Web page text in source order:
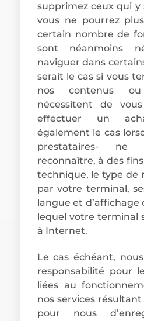
supprimez ceux qui y
vous ne pourrez
certain nombre de
sont néanmoins
naviguer dans
serait le cas si vous
nos contenus
nécessitent de
effectuer un
également le cas
prestataires- ne
reconnaître, à des
technique, le type de
par votre terminal,
langue et d’affichage
lequel votre terminal
à Internet.
Le cas échéant,
responsabilité pour
liées au
nos services résultant
pour nous